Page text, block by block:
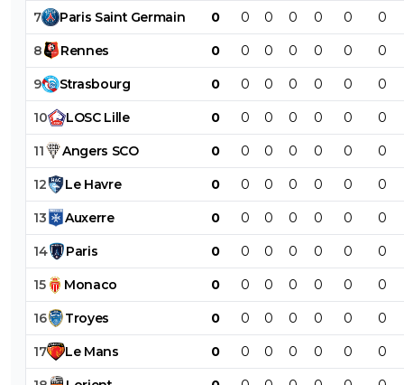
7 Paris Saint Germain 0 0 0 0 0 0 0
8 Rennes 0 0 0 0 0 0 0
9 Strasbourg 0 0 0 0 0 0 0
10 LOSC Lille 0 0 0 0 0 0 0
11 Angers SCO 0 0 0 0 0 0 0
12 Le Havre 0 0 0 0 0 0 0
13 Auxerre 0 0 0 0 0 0 0
14 Paris 0 0 0 0 0 0 0
15 Monaco 0 0 0 0 0 0 0
16 Troyes 0 0 0 0 0 0 0
17 Le Mans 0 0 0 0 0 0 0